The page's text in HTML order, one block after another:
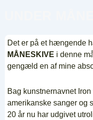
hovedindhold
Det er på et hængende
MÅNESKIVE i denne
gengæld en af mine
Bag kunstnernavnet
amerikanske sanger og
20 år nu har udgivet